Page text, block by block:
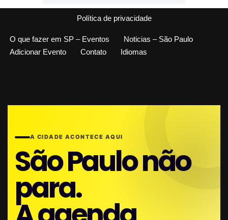
Política de privacidade
O que fazer em SP – Eventos
Noticias – São Paulo
Adicionar Evento
Contato Idiomas
A CIDADE ACONTECE AQUI
São Paulo não
para.